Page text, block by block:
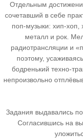
Отдельным
сочетавший в себе
поп-музыки: хип-хоп,
металл и рок.
радиотрансляции и
поэтому,
бодренький техно-
непроизвольно
Задания выдавались
Согласившись на